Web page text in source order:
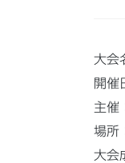
大会
開催
主催
場所
大会